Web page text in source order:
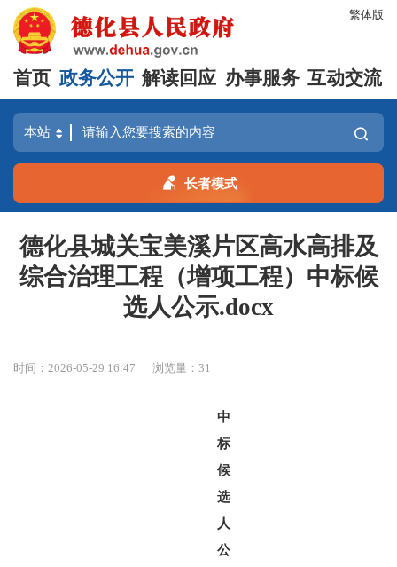
繁体版
首页 政务公开 解读回应 办事服务 互动交流
长者模式
德化县城关宝美溪片区高水高排及
综合治理工程（增项工程）中标候
选人公示.docx
时间：2026-05-29 16:47 浏览量：31
中
标
候
选
人
公